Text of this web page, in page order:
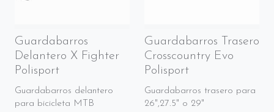
Guardabarros
Delantero X Fighter
Polisport
Guardabarros delantero
para bicicleta MTB
Guardabarros Trasero
Crosscountry Evo
Polisport
Guardabarros trasero para
26",27.5" o 29"